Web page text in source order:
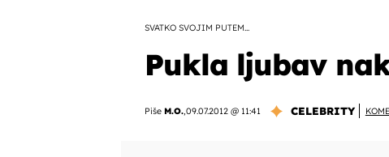
SVATKO SVOJIM PUTEM...
Pukla ljubav
Piše M.O.,09.07.2012 @ 11:41 CELEBRITY